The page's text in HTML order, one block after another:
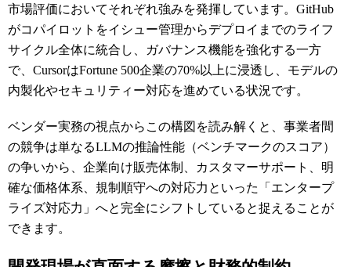
市場評価においてそれぞれ強みを発揮しています。GitHub
がコパイロットをイシュー管理からデプロイまでのライフ
サイクル全体に統合し、ガバナンス機能を強化する一方
で、CursorはFortune 500企業の70%以上に浸透し、モデルの
内製化やセキュリティー対応を進めている状況です。
ベンダー実務の視点からこの構図を読み解くと、事業者間
の競争は単なるLLMの推論性能（ベンチマークのスコア）
の争いから、企業向け販売体制、カスタマーサポート、明
確な価格体系、規制順守への対応力といった「エンタープ
ライズ対応力」へと完全にシフトしていると捉えることが
できます。